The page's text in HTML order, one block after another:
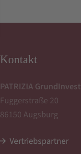
Kontakt
PATRIZIA GrundInvest
Fuggerstraße 20
86150 Augsburg
Vertriebspartner